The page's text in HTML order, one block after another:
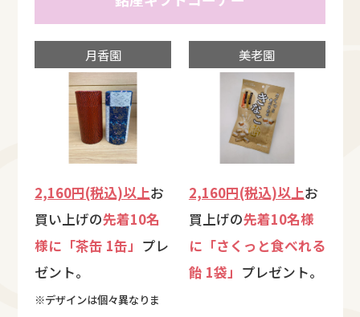
月香園
2,160円(税込)以上お
買い上げの先着10名
様に「茶缶 1缶」 プレ
ゼント。
※デザインは個々異なりま
美老園
2,160円(税込)以上お
買上げの先着10名様
に「さくっと食べれる
飴 1袋」 プレゼント。